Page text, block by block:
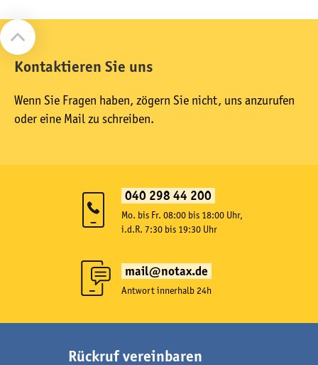
Kontaktieren Sie uns
Wenn Sie Fragen haben, zögern Sie nicht, uns anzurufen
oder eine Mail zu schreiben.
040 298 44 200
Mo. bis Fr. 08:00 bis 18:00 Uhr,
i.d.R. 7:30 bis 19:30 Uhr
mail@notax.de
Antwort innerhalb 24h
Rückruf vereinbaren